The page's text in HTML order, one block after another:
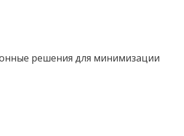
решения для минимизации